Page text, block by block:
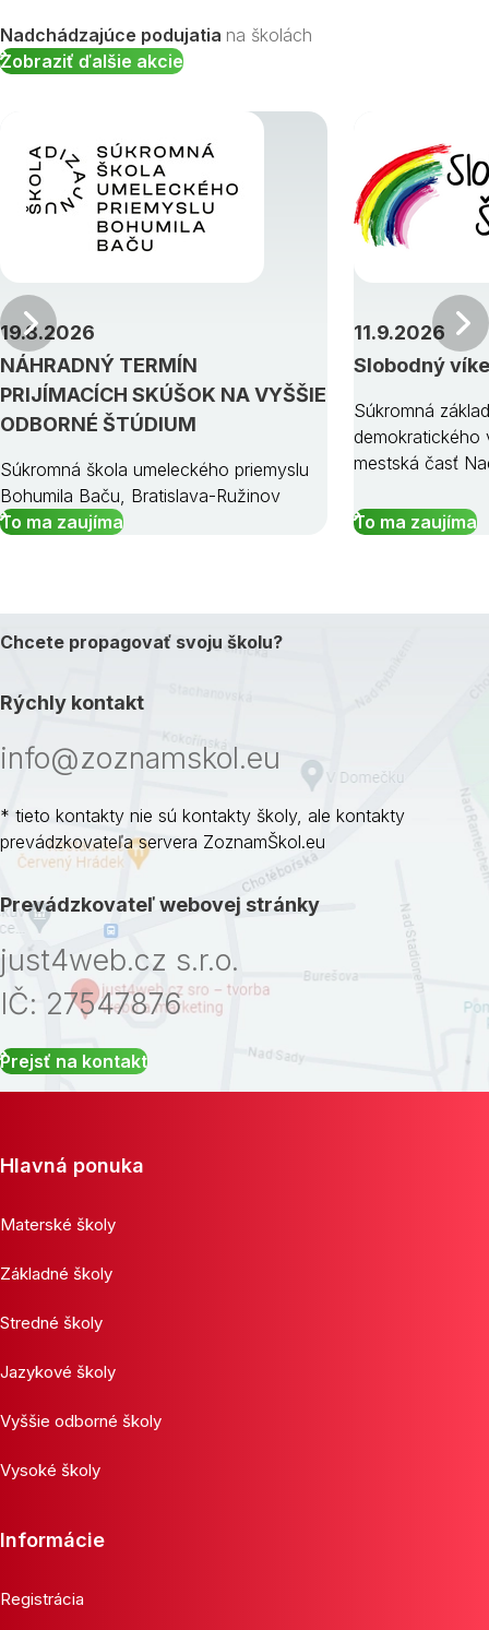
Nadchádzajúce podujatia na školách
Zobraziť ďalšie akcie
NÁHRADNÝ TERMÍN
PRIJÍMACÍCH SKÚŠOK NA VYŠŠIE
ODBORNÉ ŠTÚDIUM
19.8.2026
Súkromná škola umeleckého priemyslu
Bohumila Baču, Bratislava-Ružinov
To ma zaujíma
Slobodný
11.9.2026
Súkromná
demokratického
mestská časť
To ma zaujíma
Predchádzajúci
Chcete propagovať svoju školu?
Rýchly kontakt
info@zoznamskol.eu
* tieto kontakty nie sú kontakty školy, ale kontakty
prevádzkovateľa servera ZoznamŠkol.eu
Prevádzkovateľ webovej stránky
just4web.cz s.r.o.
IČ: 27547876
Prejsť na kontakt
Hlavná ponuka
Materské školy
Základné školy
Stredné školy
Jazykové školy
Vyššie odborné školy
Vysoké školy
Informácie
Registrácia